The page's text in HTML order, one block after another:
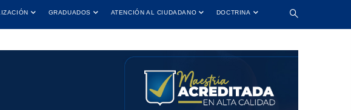
GRADUADOS ATENCIÓN AL CIUDADANO DOCTRINA